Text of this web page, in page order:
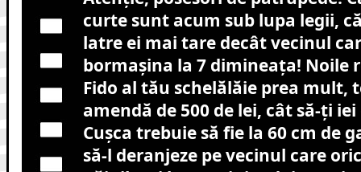
curte sunt acum sub lupa legii,
latre ei mai tare decât vecinul
bormașina la 7 dimineața! Noile
Fido al tău schelălăie prea mult,
amendă de 500 de lei, cât să-ți
Cușca trebuie să fie la 60 cm de
să-l deranjeze pe vecinul care